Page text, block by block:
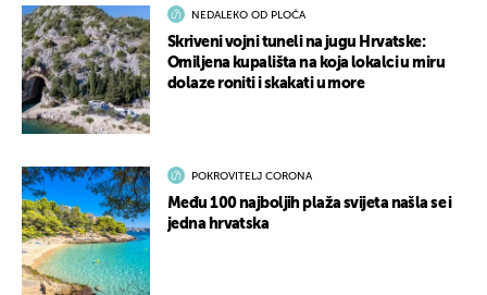
NEDALEKO OD PLOČA
Skriveni vojni tuneli na jugu Hrvatske:
Omiljena kupališta na koja lokalci u miru
dolaze roniti i skakati u more
POKROVITELJ CORONA
Među 100 najboljih plaža svijeta našla se i
jedna hrvatska